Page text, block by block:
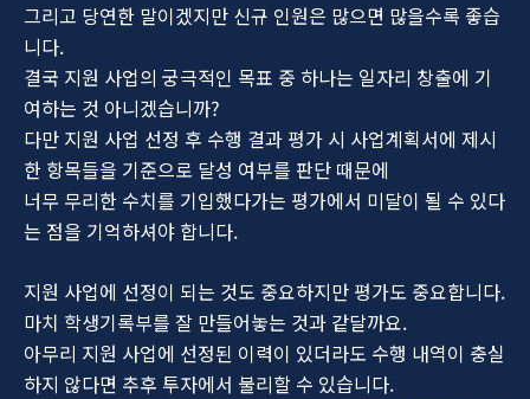
그리고 당연한 말이겠지만 신규 인원은 많으면 많을수록 좋습
니다.
결국 지원 사업의 궁극적인 목표 중 하나는 일자리 창출에 기
여하는 것 아니겠습니까?
다만 지원 사업 선정 후 수행 결과 평가 시 사업계획서에 제시
한 항목들을 기준으로 달성 여부를 판단 때문에
너무 무리한 수치를 기입했다가는 평가에서 미달이 될 수 있다
는 점을 기억하셔야 합니다.
지원 사업에 선정이 되는 것도 중요하지만 평가도 중요합니다.
마치 학생기록부를 잘 만들어놓는 것과 같달까요.
아무리 지원 사업에 선정된 이력이 있더라도 수행 내역이 충실
하지 않다면 추후 투자에서 불리할 수 있습니다.